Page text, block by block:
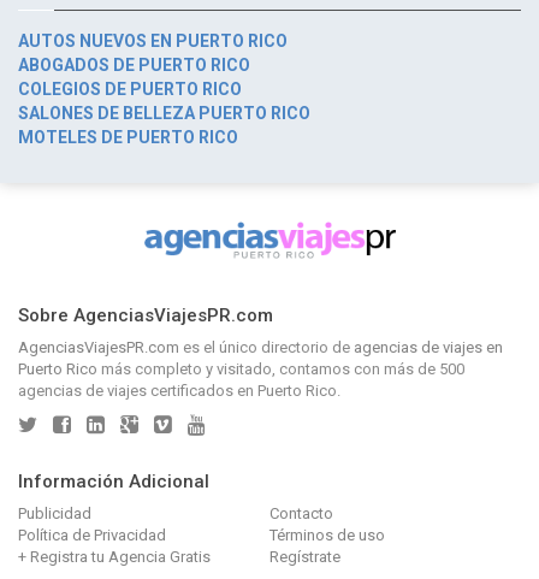
AUTOS NUEVOS EN PUERTO RICO
ABOGADOS DE PUERTO RICO
COLEGIOS DE PUERTO RICO
SALONES DE BELLEZA PUERTO RICO
MOTELES DE PUERTO RICO
Sobre AgenciasViajesPR.com
AgenciasViajesPR.com es el único directorio de agencias de viajes en
Puerto Rico más completo y visitado, contamos con más de 500
agencias de viajes certificados en Puerto Rico.
Información Adicional
Publicidad
Contacto
Política de Privacidad
Términos de uso
+ Registra tu Agencia Gratis
Regístrate